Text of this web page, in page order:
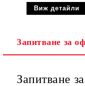
Виж детайли
Запитване за
Запитване